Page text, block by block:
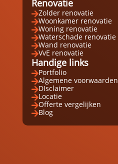
Renovatie
Zolder renovatie
Woonkamer renovatie
Woning renovatie
Waterschade renovatie
Wand renovatie
VvE renovatie
Handige links
Portfolio
Algemene voorwaarden
DIsclaimer
Locatie
Offerte vergelijken
Blog